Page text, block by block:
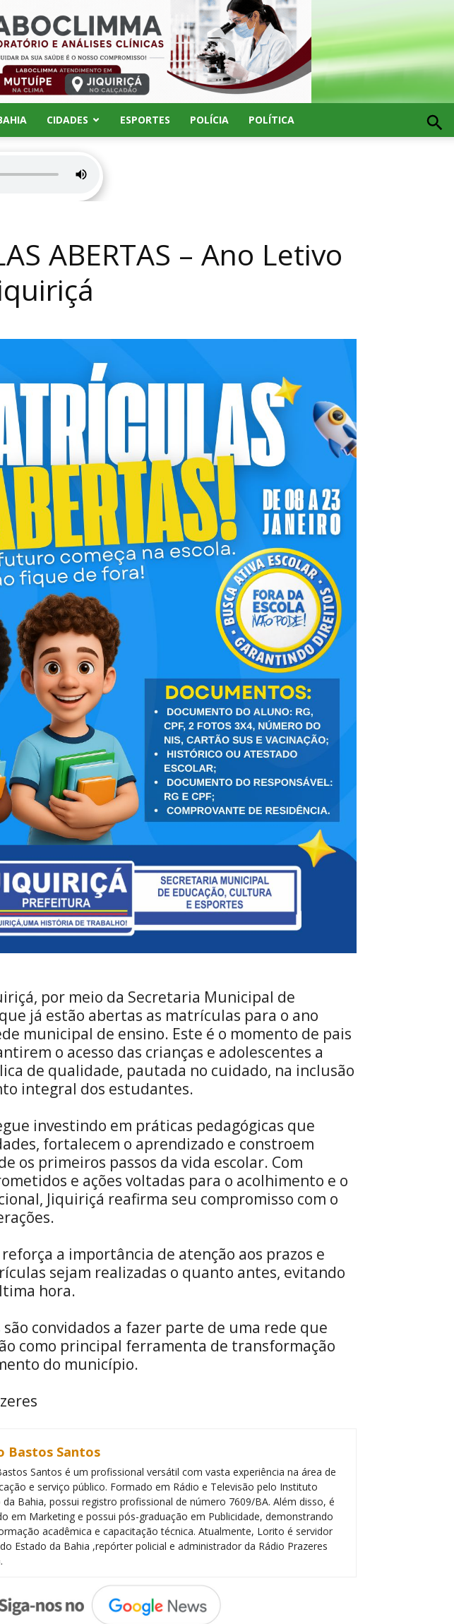
CIDADES ESPORTES POLÍCIA POLÍTICA
ABERTAS – Ano Letivo
por meio da Secretaria Municipal de
já estão abertas as matrículas para o ano
municipal de ensino. Este é o momento de pais
o acesso das crianças e adolescentes a
de qualidade, pautada no cuidado, na inclusão
integral dos estudantes.
investindo em práticas pedagógicas que
fortalecem o aprendizado e constroem
os primeiros passos da vida escolar. Com
e ações voltadas para o acolhimento e o
Jiquiriçá reafirma seu compromisso com o
a importância de atenção aos prazos e
sejam realizadas o quanto antes, evitando
hora.
são convidados a fazer parte de uma rede que
como principal ferramenta de transformação
do município.
Bastos Santos
Santos é um profissional versátil com vasta experiência na área de
e serviço público. Formado em Rádio e Televisão pelo Instituto
da Bahia, possui registro profissional de número 7609/BA. Além disso, é
em Marketing e possui pós-graduação em Publicidade, demonstrando
acadêmica e capacitação técnica. Atualmente, Lorito é servidor
Estado da Bahia ,repórter policial e administrador da Rádio Prazeres